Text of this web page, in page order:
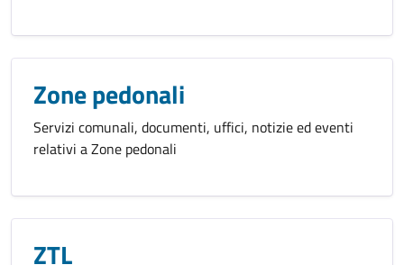
Zone pedonali
Servizi comunali, documenti, uffici, notizie ed eventi
relativi a Zone pedonali
ZTL